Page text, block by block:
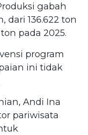
gabah
dari 136.622 ton
pada 2025.
program
ini tidak
Andi Ina
pariwisata